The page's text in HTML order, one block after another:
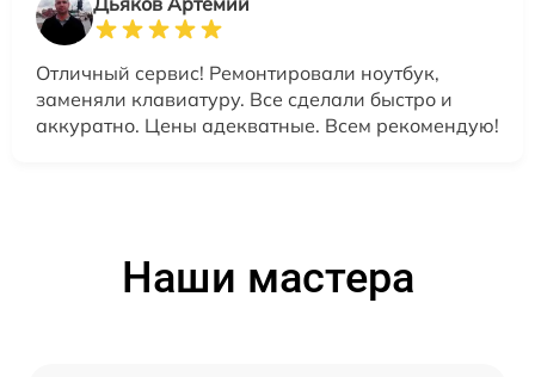
Отличный сервис! Ремонтировали ноутбук,
заменяли клавиатуру. Все сделали быстро и
аккуратно. Цены адекватные. Всем рекомендую!
Наши мастера